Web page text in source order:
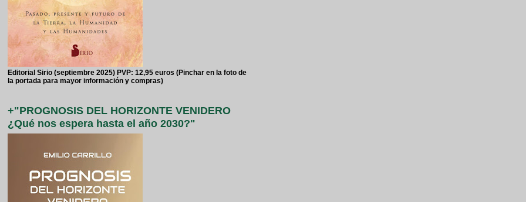
Editorial Sirio (septiembre 2025) PVP: 12,95 euros (Pinchar en la foto de
la portada para mayor información y compras)
+"PROGNOSIS DEL HORIZONTE VENIDERO
¿Qué nos espera hasta el año 2030?"